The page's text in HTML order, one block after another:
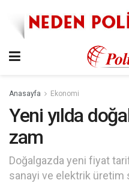
Anasayfa Ekonomi
Yeni yılda
zam
Doğalgazda yeni fiyat
sanayi ve elektrik üretim